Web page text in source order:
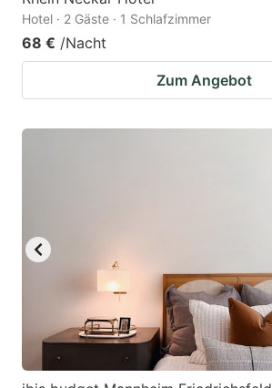
Hotel · 2 Gäste · 1 Schlafzimmer
68 € /Nacht
Zum Angebot